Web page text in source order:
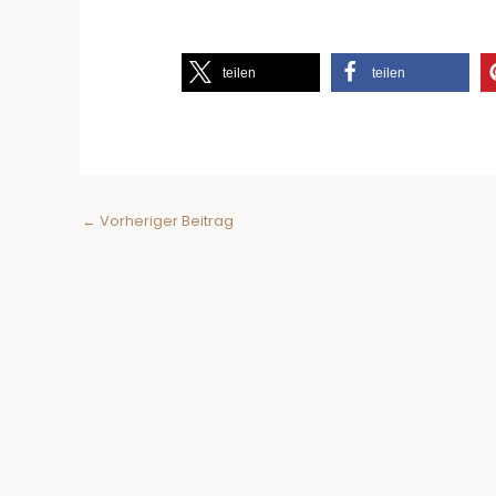
teilen teilen
← Vorheriger Beitrag